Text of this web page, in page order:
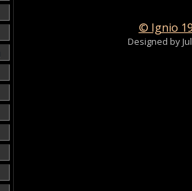
© Ignio
Designed by